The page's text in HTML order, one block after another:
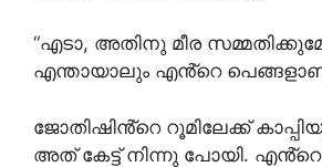
“എടാ, അതിനു മീര
എന്തായാലും എൻ്റെ
ജോതിഷിൻ്റെ റൂമിലേക്ക്
അത് കേട്ട് നിന്നു പോയി.